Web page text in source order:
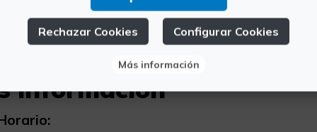
información
Rechazar Cookies Configurar Cookies
Más información